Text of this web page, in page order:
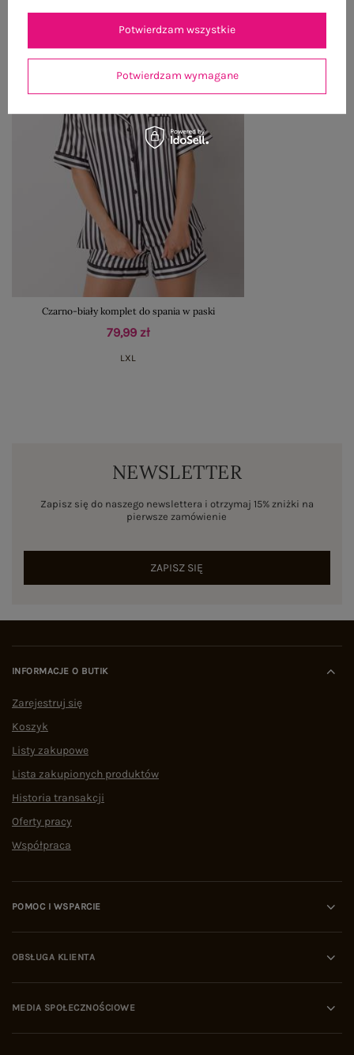
Czarno-biały komplet do spania w paski
79,99 zł
LXL
NEWSLETTER
Zapisz się do naszego newslettera i otrzymaj 15% zniżki na
pierwsze zamówienie
ZAPISZ SIĘ
INFORMACJE O BUTIK
Zarejestruj się
Koszyk
Listy zakupowe
Lista zakupionych produktów
Historia transakcji
Oferty pracy
Współpraca
POMOC I WSPARCIE
OBSŁUGA KLIENTA
MEDIA SPOŁECZNOŚCIOWE
Potwierdzam wymagane
Potwierdzam wszystkie